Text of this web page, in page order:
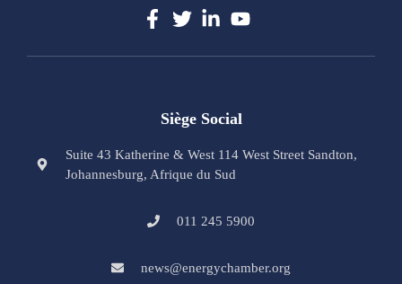
Siège Social
Suite 43 Katherine & West 114 West Street Sandton,
Johannesburg, Afrique du Sud
011 245 5900
news@energychamber.org